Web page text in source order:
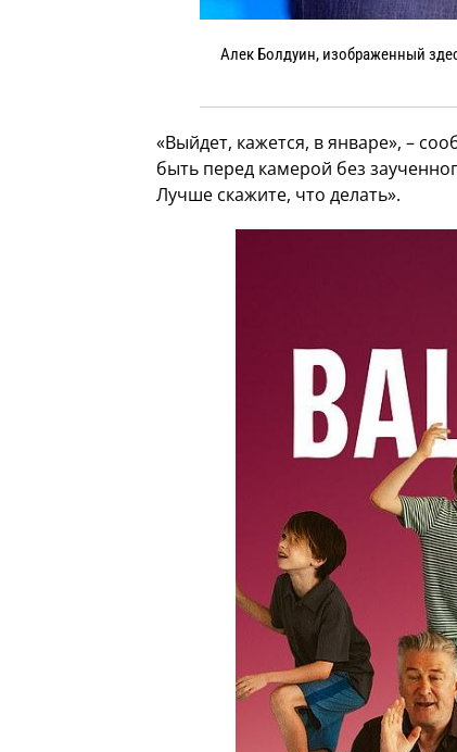
Алек Болдуин, изображенный
«Выйдет, кажется, в январе», –
быть перед камерой без
Лучше скажите, что делать».